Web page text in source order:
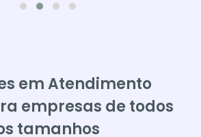
empresas de todos
tamanhos